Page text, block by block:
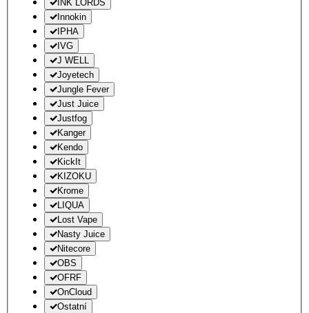
INK LORDS
Innokin
IPHA
IVG
J WELL
Joyetech
Jungle Fever
Just Juice
Justfog
Kanger
Kendo
KickIt
KIZOKU
Krome
LIQUA
Lost Vape
Nasty Juice
Nitecore
OBS
OFRF
OnCloud
Ostatní